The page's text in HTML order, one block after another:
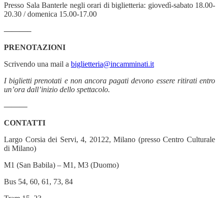
Presso Sala Banterle negli orari di biglietteria: giovedì-sabato 18.00-
20.30 / domenica 15.00-17.00
———–
PRENOTAZIONI
Scrivendo una mail a biglietteria@incamminati.it
I biglietti prenotati e non ancora pagati devono essere ritirati entro
un’ora dall’inizio dello spettacolo.
———
CONTATTI
Largo Corsia dei Servi, 4, 20122, Milano (presso Centro Culturale
di Milano)
M1 (San Babila) – M1, M3 (Duomo)
Bus 54, 60, 61, 73, 84